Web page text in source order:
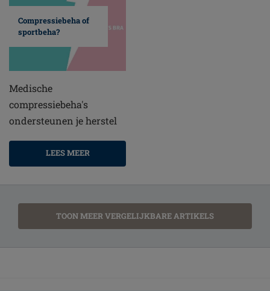
Compressiebeha of
sportbeha?
Medische
compressiebeha's
ondersteunen je herstel
LEES MEER
TOON MEER VERGELIJKBARE ARTIKELS